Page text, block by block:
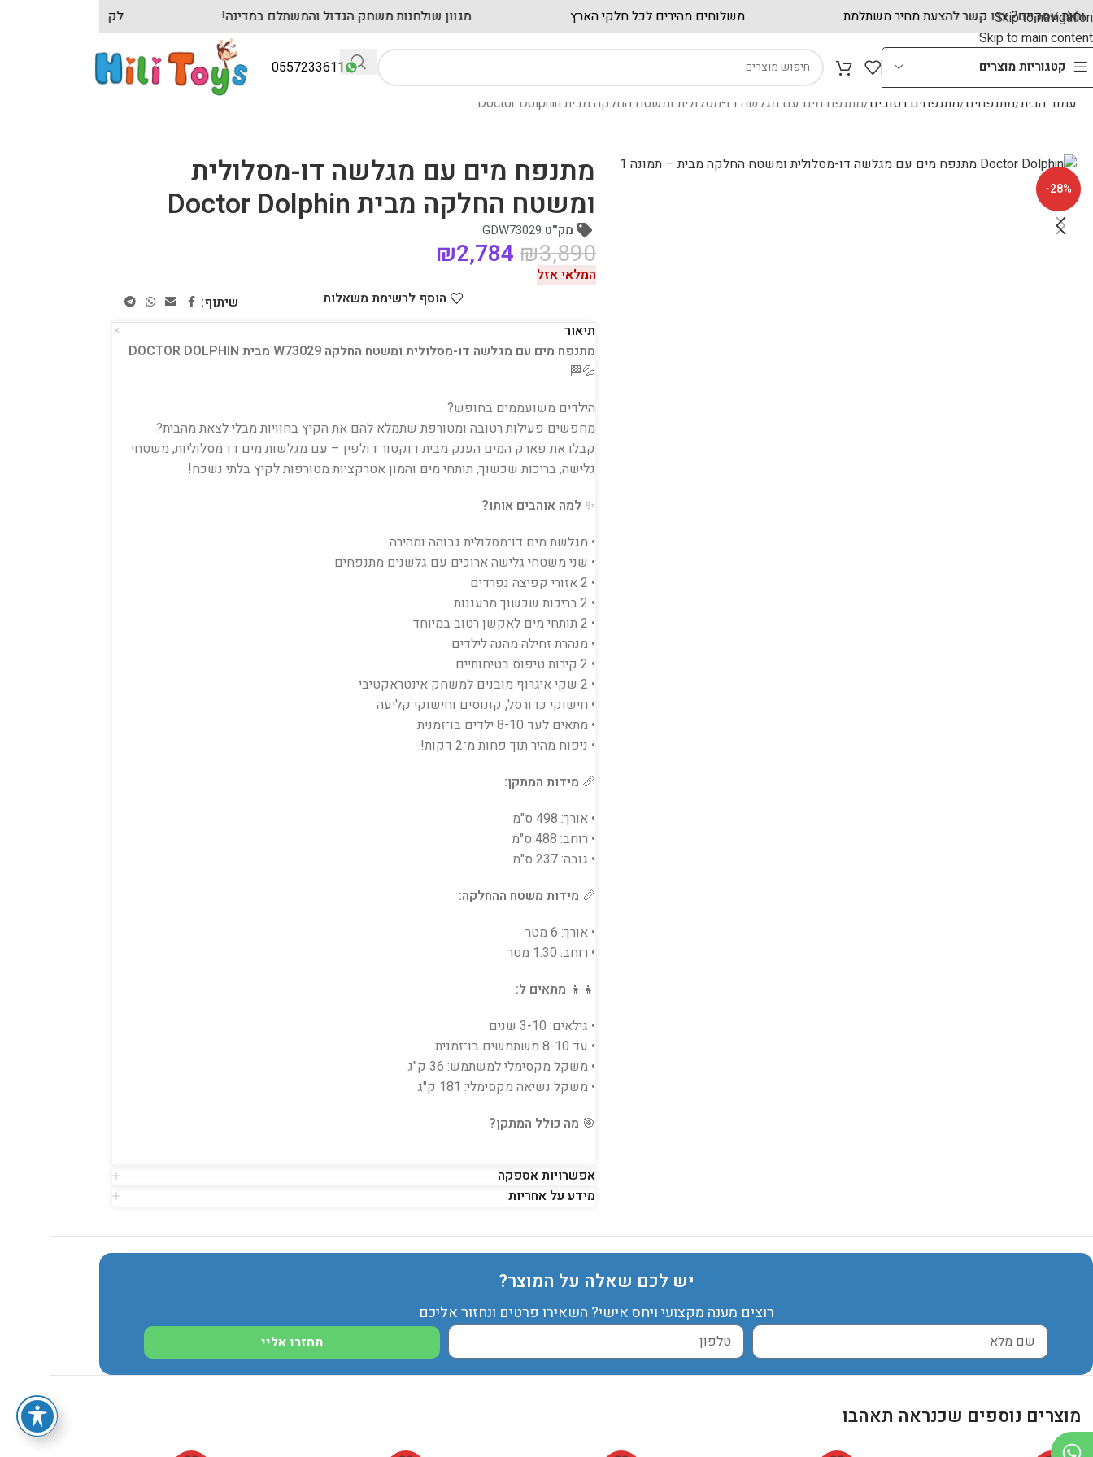
Skip to navigation
Skip to main content
קטגוריות מוצרים
0557233611
עמוד הבית מתנפחים מתנפחים רטובים מתנפח מים עם מגלשה דו-מסלולית ומשטח החלקה מבית Doctor Dolphin
-28%
מתנפח מים עם מגלשה דו-מסלולית
ומשטח החלקה מבית Doctor Dolphin
מק״ט
₪3,890
₪2,784
המלאי אזל
הוסף לרשימת משאלות
שיתוף:
תיאור
מתנפח מים עם מגלשה דו-מסלולית ומשטח החלקה W73029 מבית DOCTOR DOLPHIN
💦🏁
הילדים משועממים בחופש?
מחפשים פעילות רטובה ומטורפת שתמלא להם את הקיץ בחוויות מבלי לצאת מהבית?
קבלו את פארק המים הענק מבית דוקטור דולפין – עם מגלשות מים דו־מסלוליות, משטחי
גלישה, בריכות שכשוך, תותחי מים והמון אטרקציות מטורפות לקיץ בלתי נשכח!
✨למה אוהבים אותו?
• מגלשת מים דו־מסלולית גבוהה ומהירה
• שני משטחי גלישה ארוכים עם גלשנים מתנפחים
• 2 אזורי קפיצה נפרדים
• 2 בריכות שכשוך מרעננות
• 2 תותחי מים לאקשן רטוב במיוחד
• מנהרת זחילה מהנה לילדים
• 2 קירות טיפוס בטיחותיים
• 2 שקי איגרוף מובנים למשחק אינטראקטיבי
• חישוקי כדורסל, קונוסים וחישוקי קליעה
• מתאים לעד 8-10 ילדים בו־זמנית
• ניפוח מהיר תוך פחות מ־2 דקות!
📏 מידות המתקן:
• אורך: 498 ס"מ
• רוחב: 488 ס"מ
• גובה: 237 ס"מ
📏 מידות משטח ההחלקה:
• אורך: 6 מטר
• רוחב: 1.30 מטר
👧👦 מתאים ל:
• גילאים: 3-10 שנים
• עד 8-10 משתמשים בו־זמנית
• משקל מקסימלי למשתמש: 36 ק"ג
• משקל נשיאה מקסימלי: 181 ק"ג
🎯 מה כולל המתקן?
• 2 קירות טיפוס
• מגלשת מים דו־מסלולית
• 2 תותחי מים
• מנהרת זחילה
• 2 משטחי גלישה עם גלשנים
• 2 חישוקי כדורסל
• צנרת מים עם מתזים
אפשרויות אספקה
מידע על אחריות
יש לכם שאלה על המוצר?
רוצים מענה מקצועי ויחס אישי? השאירו פרטים ונחזור אליכם
תחזרו אליי
מוצרים נוספים שכנראה תאהבו
מגוון שולחנות משחק הגדול והמשתלם במדינה! משלוחים מהירים לכל חלקי הארץ לקוחות עסקיים? צרו קשר להצעת מחיר משתלמת